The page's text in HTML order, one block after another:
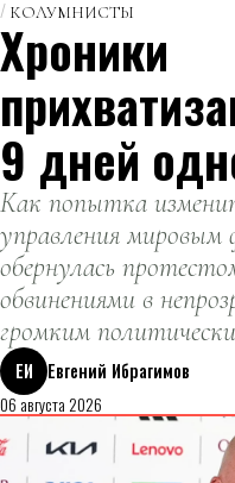
КОЛУМНИСТЫ
Хроники
9 дней
Как попытка
управления
обернулась
обвинениями в
громким
ЕИ
Евгений Ибрагимов
06 августа 2026